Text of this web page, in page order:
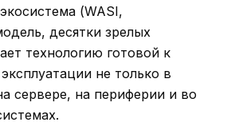
(WASI,
десятки зрелых
технологию готовой к
не только в
сервере, на периферии и во